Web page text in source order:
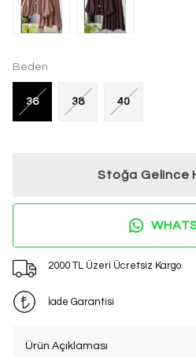
Beden
36 38 40
Stoğa Gelince
2000 TL Üzeri Ücretsiz Kargo
İade Garantisi
Ürün Açıklaması